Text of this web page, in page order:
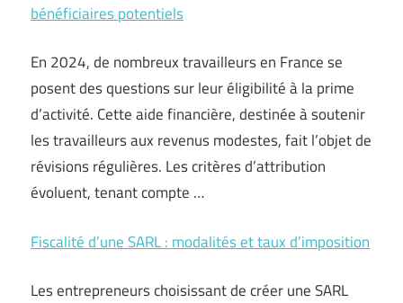
bénéficiaires potentiels
En 2024, de nombreux travailleurs en France se
posent des questions sur leur éligibilité à la prime
d’activité. Cette aide financière, destinée à soutenir
les travailleurs aux revenus modestes, fait l’objet de
révisions régulières. Les critères d’attribution
évoluent, tenant compte …
Fiscalité d’une SARL : modalités et taux d’imposition
Les entrepreneurs choisissant de créer une SARL